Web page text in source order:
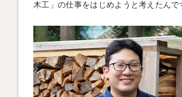
木工」の仕事をはじめようと考えたんで